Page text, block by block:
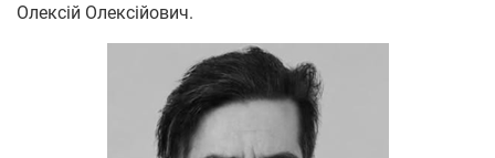
Олексій Олексійович.